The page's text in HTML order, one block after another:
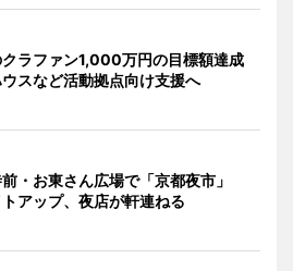
クラファン1,000万円の目標額達成
スなど活動拠点向け支援へ
・お東さん広場で「京都夜市」
アップ、夜店が軒連ねる